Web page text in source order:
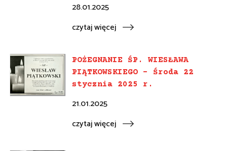
28.01.2025
czytaj więcej
POŻEGNANIE ŚP. WIESŁAWA
PIĄTKOWSKIEGO – Środa 22
stycznia 2025 r.
21.01.2025
czytaj więcej